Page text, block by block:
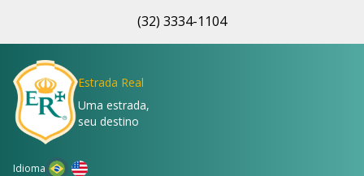
(32) 3334-1104
Estrada Real
Uma estrada,
seu destino
Idioma